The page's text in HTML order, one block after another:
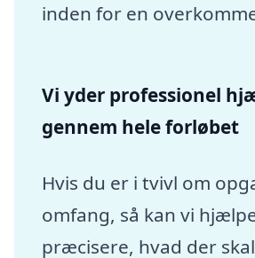
inden for en
Vi yder professionel
gennem hele forløbet
Hvis du er i tvivl om
omfang, så kan vi
præcisere, hvad der